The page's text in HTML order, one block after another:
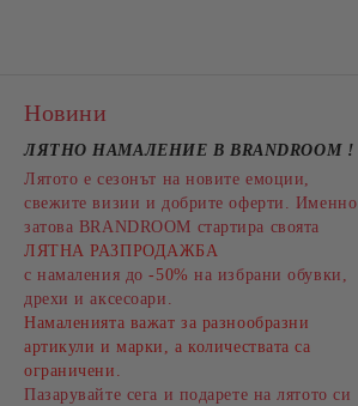
Новини
ЛЯТНО НАМАЛЕНИЕ В BRANDROOM !
Лятото е сезонът на новите емоции,
свежите визии и добрите оферти. Именно
затова BRANDROOM стартира своята
ЛЯТНА РАЗПРОДАЖБА
с намаления до -50% на избрани обувки,
дрехи и аксесоари.
Намаленията важат за разнообразни
артикули и марки, а количествата са
ограничени.
Пазарувайте сега и подарете на лятото си